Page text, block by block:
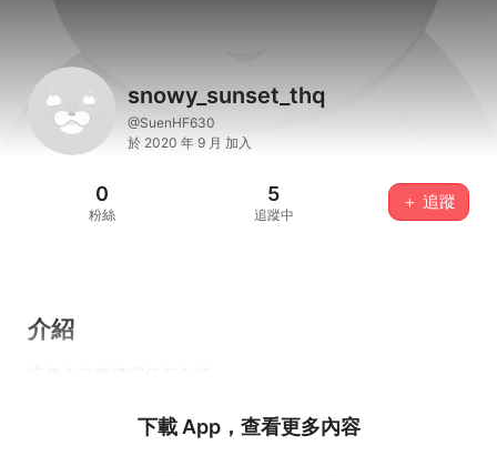
snowy_sunset_thq
@SuenHF630
於 2020 年 9 月 加入
0
粉絲
5
追蹤中
＋ 追蹤
介紹
下載 App，查看更多內容